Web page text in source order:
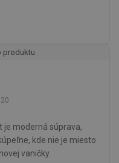
produktu
je moderná súprava,
kde nie je miesto
vaničky.